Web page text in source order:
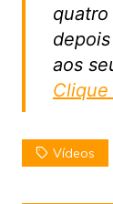
quatro
aos
Vídeos